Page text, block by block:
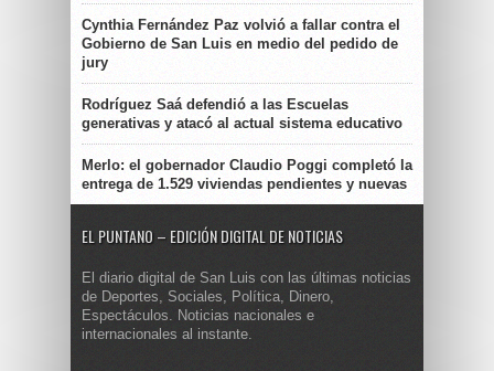
Cynthia Fernández Paz volvió a fallar contra el
Gobierno de San Luis en medio del pedido de
jury
Rodríguez Saá defendió a las Escuelas
generativas y atacó al actual sistema educativo
Merlo: el gobernador Claudio Poggi completó la
entrega de 1.529 viviendas pendientes y nuevas
EL PUNTANO – EDICIÓN DIGITAL DE NOTICIAS
El diario digital de San Luis con las últimas noticias
de Deportes, Sociales, Política, Dinero,
Espectáculos. Noticias nacionales e
internacionales al instante.